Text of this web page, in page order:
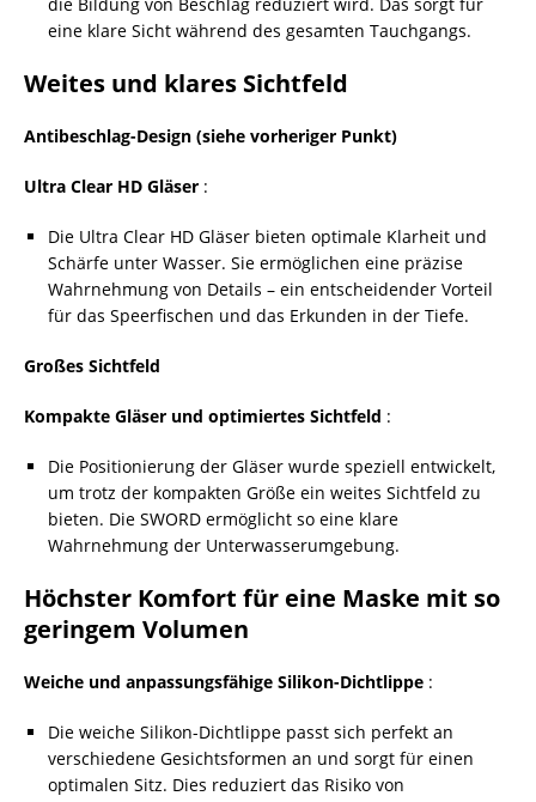
eine klare Sicht während des gesamten Tauchgangs.
Weites und klares Sichtfeld
Antibeschlag-Design (siehe vorheriger Punkt)
Ultra Clear HD Gläser :
Die Ultra Clear HD Gläser bieten optimale Klarheit und
Schärfe unter Wasser. Sie ermöglichen eine präzise
Wahrnehmung von Details – ein entscheidender Vorteil
für das Speerfischen und das Erkunden in der Tiefe.
Großes Sichtfeld
Kompakte Gläser und optimiertes Sichtfeld :
Die Positionierung der Gläser wurde speziell entwickelt,
um trotz der kompakten Größe ein weites Sichtfeld zu
bieten. Die SWORD ermöglicht so eine klare
Wahrnehmung der Unterwasserumgebung.
Höchster Komfort für eine Maske mit so
geringem Volumen
Weiche und anpassungsfähige Silikon-Dichtlippe :
Die weiche Silikon-Dichtlippe passt sich perfekt an
verschiedene Gesichtsformen an und sorgt für einen
optimalen Sitz. Dies reduziert das Risiko von